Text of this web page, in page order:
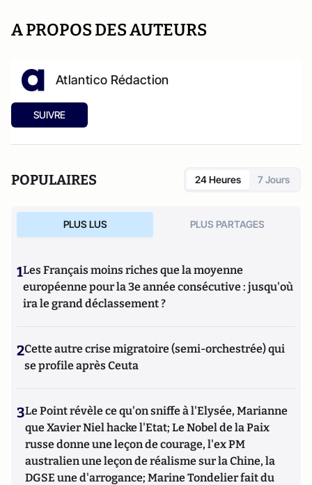
A PROPOS DES AUTEURS
Atlantico Rédaction
SUIVRE
POPULAIRES 24 Heures 7 Jours
PLUS LUS PLUS PARTAGES
1Les Français moins riches que la moyenne
européenne pour la 3e année consécutive : jusqu'où
ira le grand déclassement ?
2Cette autre crise migratoire (semi-orchestrée) qui
se profile après Ceuta
3Le Point révèle ce qu'on sniffe à l'Elysée, Marianne
que Xavier Niel hacke l'Etat; Le Nobel de la Paix
russe donne une leçon de courage, l'ex PM
australien une leçon de réalisme sur la Chine, la
DGSE une d'arrogance; Marine Tondelier fait du